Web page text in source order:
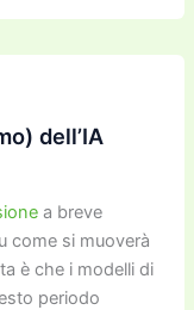
p
y
n
k
e
n
n
di
dell’IA
a breve
come si muoverà
è che i modelli di
periodo